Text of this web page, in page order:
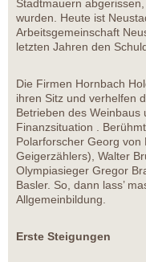
Stadtmauern
wurden. Heute ist
Arbeitsgemeinschaft
letzten Jahren den
Die Firmen Hornbach
ihren Sitz und verhelfen
Betrieben des Weinbaus
Finanzsituation .
Polarforscher Georg
Geigerzählers), Walter
Olympiasieger Gregor
Basler. So, dann lass’
Allgemeinbildung.
Erste Steigungen